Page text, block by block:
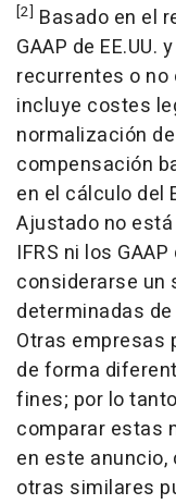
[2] Basado en el
GAAP de
recurrentes o
incluye costes
normalización
compensación
en el cálculo del
Ajustado no
IFRS ni los
considerarse un
determinadas
Otras empresas
de forma
fines; por lo
comparar estas
en este
otras similares